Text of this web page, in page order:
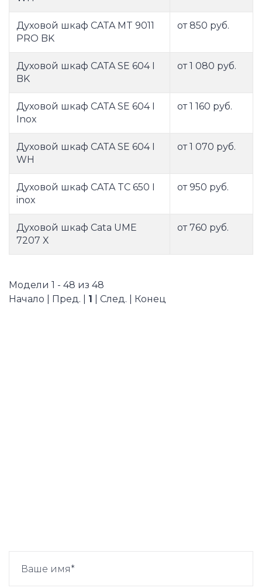
Духовой шкаф CATA MT 9011
PRO BK
от 850 руб.
Духовой шкаф CATA SE 604 I
BK
от 1 080 руб.
Духовой шкаф CATA SE 604 I
Inox
от 1 160 руб.
Духовой шкаф CATA SE 604 I
WH
от 1 070 руб.
Духовой шкаф CATA TC 650 I
inox
от 950 руб.
Духовой шкаф Cata UME
7207 X
от 760 руб.
Модели 1 - 48 из 48
Начало | Пред. | 1 | След. | Конец